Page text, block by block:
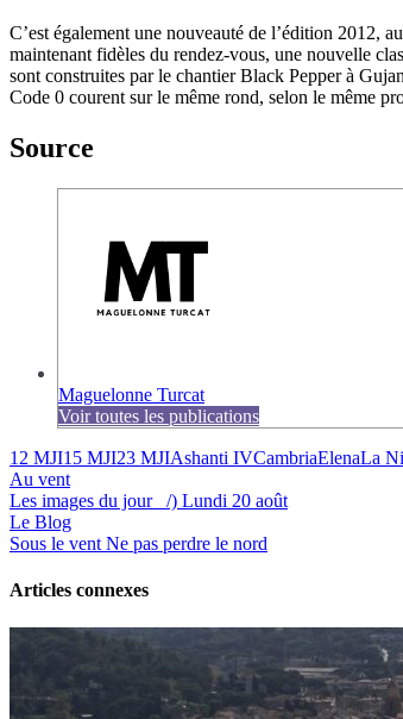
C’est également une nouveauté de l’édition 2012,
maintenant fidèles du rendez-vous, une nouvelle
sont construites par le chantier Black Pepper à
Code 0 courent sur le même rond, selon le même
Source
Maguelonne Turcat
Voir toutes les publications
12 MJI15 MJI23 MJIAshanti IVCambriaElenaLa
Au vent
Les images du jour _/) Lundi 20 août
Le Blog
Sous le vent Ne pas perdre le nord
Articles connexes